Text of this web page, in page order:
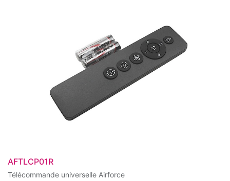
AFTLCP01R
Télécommande universelle Airforce